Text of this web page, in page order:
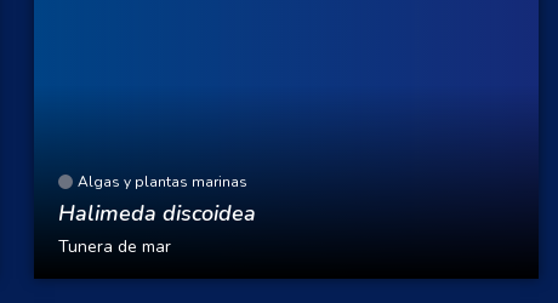
Algas y plantas marinas
Halimeda discoidea
Tunera de mar